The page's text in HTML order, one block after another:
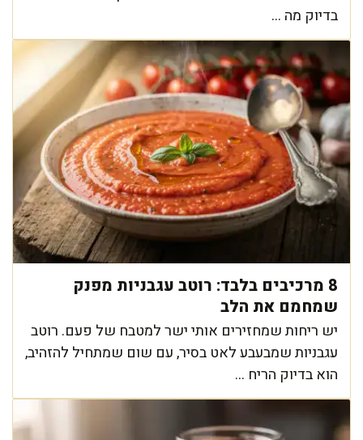
בדיוק מה ...
8 מרכיבים בלבד: רוטב עגבניות מפנק
שמחמם את הלב
יש ריחות שמחזירים אותי ישר למטבח של פעם. רוטב
עגבניות שמבעבע לאט בסיר, עם שום שמתחיל להזהיב,
הוא בדיוק הריח ...